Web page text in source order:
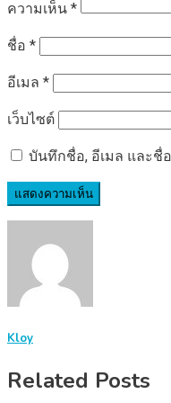
ความเห็น *
ชื่อ *
อีเมล *
เว็บไซต์
บันทึกชื่อ, อีเมล และชื่
Kloy
Related Posts